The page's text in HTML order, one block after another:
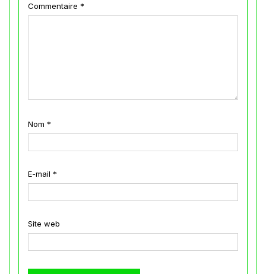
Commentaire *
Nom *
E-mail *
Site web